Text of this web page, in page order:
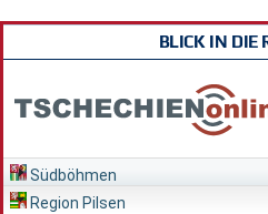
BLICK IN DIE
Südböhmen
Region Pilsen